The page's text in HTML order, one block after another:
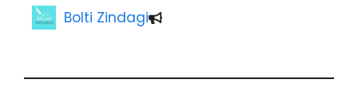
Bolti Zindagi